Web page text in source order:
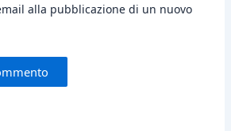
alla pubblicazione di un nuovo